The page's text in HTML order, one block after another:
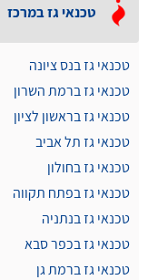
טכנאי גז במרכז
טכנאי גז בנס ציונה
טכנאי גז ברמת השרון
טכנאי גז בראשון לציון
טכנאי גז תל אביב
טכנאי גז בחולון
טכנאי גז בפתח תקווה
טכנאי גז בנתניה
טכנאי גז בכפר סבא
טכנאי גז ברמת גן